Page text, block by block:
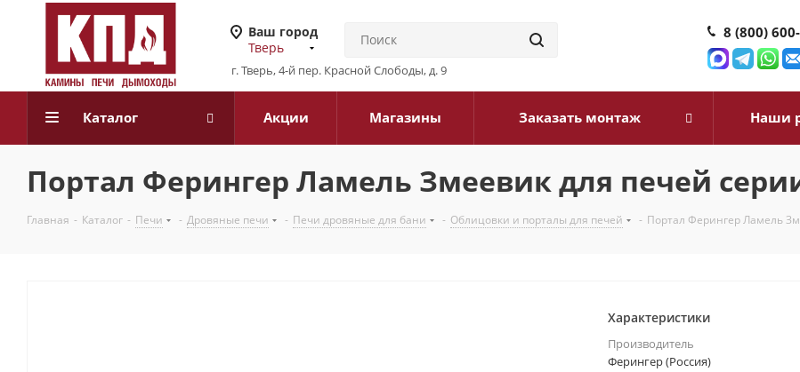
Ваш город
Тверь
г. Тверь, 4-й пер. Красной Слободы, д. 9
8 (800)
Каталог Акции Магазины Заказать монтаж Наши
Портал Ферингер Ламель Змеевик для печей
Главная - Каталог - Печи - Дровяные печи - Печи дровяные для бани - Облицовки и порталы для печей - Портал Ферингер Ламель
Характеристики
Производитель
Ферингер (Россия)